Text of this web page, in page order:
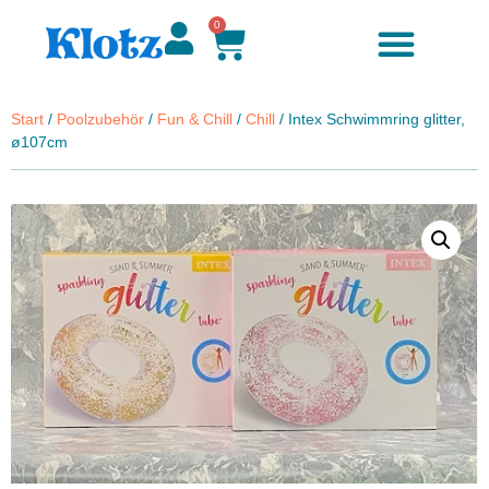
0
Start / Poolzubehör / Fun & Chill / Chill / Intex Schwimmring glitter,
ø107cm